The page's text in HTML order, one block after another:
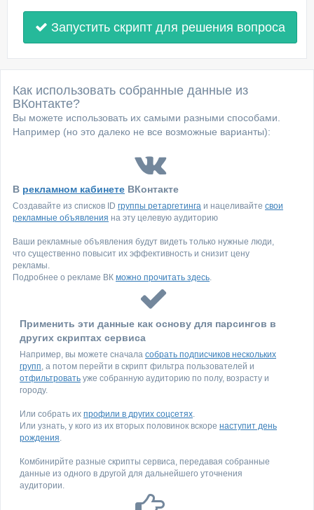
Запустить скрипт для решения вопроса
Как использовать собранные данные из
ВКонтакте?
Вы можете использовать их самыми разными способами.
Например (но это далеко не все возможные варианты):
В рекламном кабинете ВКонтакте
Создавайте из списков ID группы ретаргетинга и нацеливайте свои
рекламные объявления на эту целевую аудиторию
Ваши рекламные объявления будут видеть только нужные люди,
что существенно повысит их эффективность и снизит цену
рекламы.
Подробнее о рекламе ВК можно прочитать здесь.
Применить эти данные как основу для парсингов в
других скриптах сервиса
Например, вы можете сначала собрать подписчиков нескольких
групп, а потом перейти в скрипт фильтра пользователей и
отфильтровать уже собранную аудиторию по полу, возрасту и
городу.
Или собрать их профили в других соцсетях.
Или узнать, у кого из их вторых половинок вскоре наступит день
рождения.
Комбинирйте разные скрипты сервиса, передавая собранные
данные из одного в другой для дальнейшего уточнения
аудитории.